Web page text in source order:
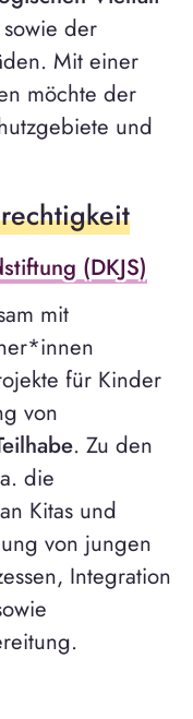
der
Mit einer
möchte der
und
(DKJS)
mit
für Kinder
von
. Zu den
die
Kitas und
von jungen
Integration